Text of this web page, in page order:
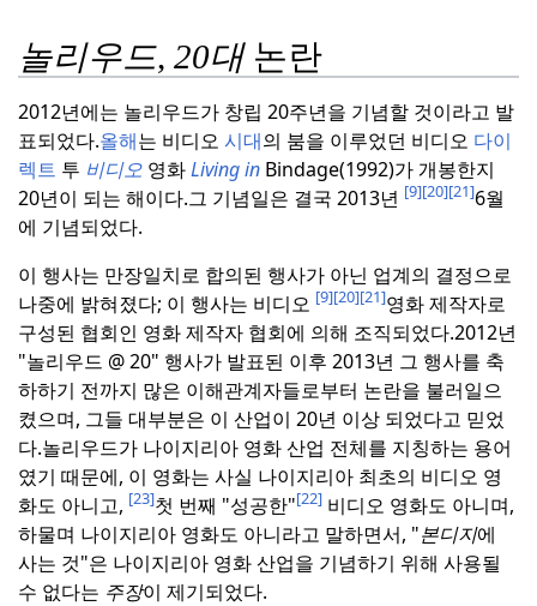
놀리우드, 20대논란
2012년에는 놀리우드가 창립 20주년을 기념할 것이라고 발
표되었다.올해는 비디오 시대의 붐을 이루었던 비디오 다이
렉트 투 비디오 영화Living in Bindage(1992)가 개봉한지
20년이 되는 해이다.그 기념일은 결국 2013년 [9][20][21]6월
에 기념되었다.
이 행사는 만장일치로 합의된 행사가 아닌 업계의 결정으로
나중에 밝혀졌다; 이 행사는 비디오 [9][20][21]영화 제작자로
구성된 협회인 영화 제작자 협회에 의해 조직되었다.2012년
"놀리우드 @ 20" 행사가 발표된 이후 2013년 그 행사를 축
하하기 전까지 많은 이해관계자들로부터 논란을 불러일으
켰으며, 그들 대부분은 이 산업이 20년 이상 되었다고 믿었
다.놀리우드가 나이지리아 영화 산업 전체를 지칭하는 용어
였기 때문에, 이 영화는 사실 나이지리아 최초의 비디오 영
화도 아니고, [23]첫 번째 "성공한"[22] 비디오 영화도 아니며,
하물며 나이지리아 영화도 아니라고 말하면서, "본디지에
사는 것"은 나이지리아 영화 산업을 기념하기 위해 사용될
수 없다는 주장이 제기되었다.